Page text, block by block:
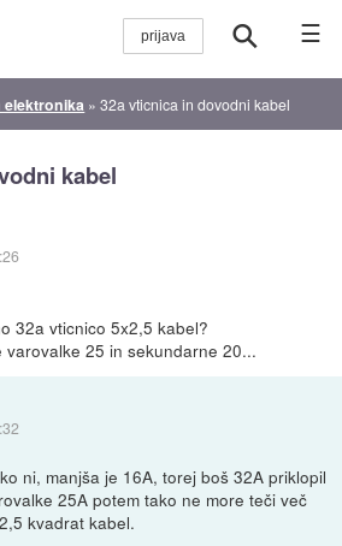
☰
elektronika »32a vticnica in dovodni kabel
kabel
32a vticnico 5x2,5 kabel?
25 in sekundarne 20...
ni, manjša je 16A, torej boš 32A priklopil
25A potem tako ne more teči več
kvadrat kabel.